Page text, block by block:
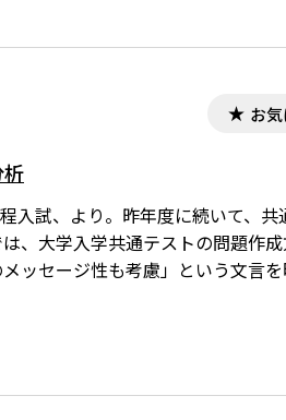
お
試、より。昨年度に続いて、共
大学入学共通テストの問題作成
ッセージ性も考慮」という文言